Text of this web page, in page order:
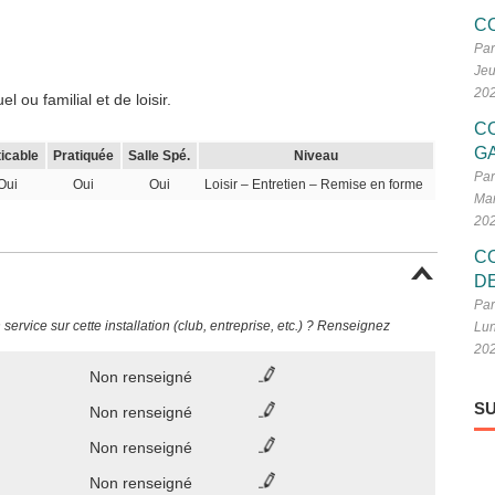
ou familial et de loisir.
Pratiquée Salle Spé.
Niveau
Oui Oui Loisir – Entretien – Remise en forme
sur cette installation (club, entreprise, etc.) ? Renseignez
Non renseigné
Non renseigné
Non renseigné
Non renseigné